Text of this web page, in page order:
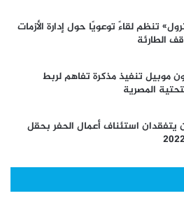
تنظم لقاءً توعويًا حول إدارة الأزمات
الطارئة
موبيل تنفيذ مذكرة تفاهم لربط
المصرية
يتفقدان استئناف أعمال الحفر بحقل